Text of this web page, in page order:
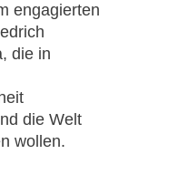
engagierten
die in
die Welt
wollen.